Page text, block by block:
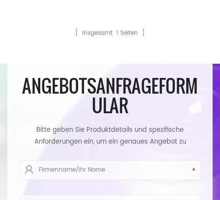
[ Insgesamt 1 Seiten ]
ANGEBOTSANFRAGEFORM
ULAR
Bitte geben Sie Produktdetails und spezifische
Anforderungen ein, um ein genaues Angebot zu